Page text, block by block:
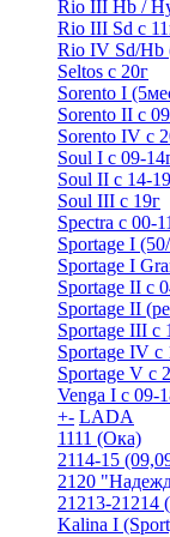
Rio III Hb /
Rio III Sd c
Rio IV Sd/Hb
Seltos с 20г
Sorento I
Sorento II c
Sorento IV с
Soul I с 09-
Soul II с 14-
Soul III с 19г
Spectra с 00-
Sportage I
Sportage I
Sportage II c
Sportage II
Sportage III c
Sportage IV с
Sportage V с
Venga I c 09-
+- LADA
1111 (Ока)
2114-15
2120
21213-21214
Kalina I